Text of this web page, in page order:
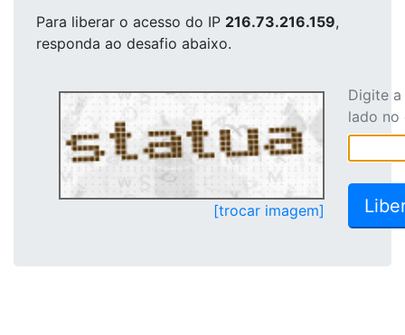
Para liberar o acesso do IP 216.73.216.159,
responda ao desafio abaixo.
[trocar imagem]
Digite
lado no